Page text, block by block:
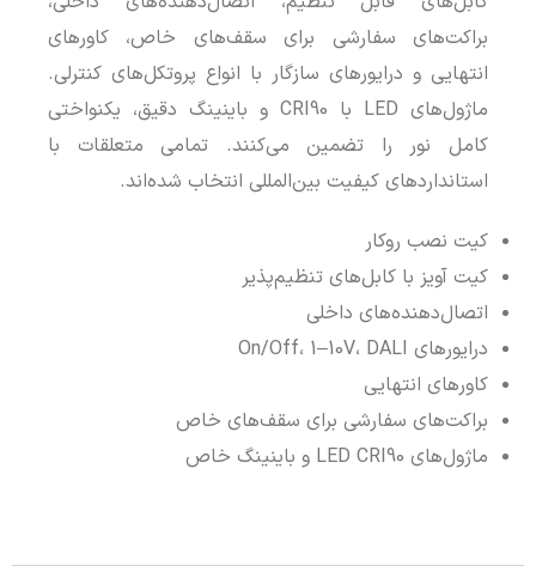
براکت‌های سفارشی برای سقف‌های خاص، کاورهای
انتهایی و درایورهای سازگار با انواع پروتکل‌های کنترلی.
ماژول‌های LED با CRI90 و باینینگ دقیق، یکنواختی
کامل نور را تضمین می‌کنند. تمامی متعلقات با
استانداردهای کیفیت بین‌المللی انتخاب شده‌اند.
کیت نصب روکار
کیت آویز با کابل‌های تنظیم‌پذیر
اتصال‌دهنده‌های داخلی
درایورهای On/Off، 1–10V، DALI
کاورهای انتهایی
براکت‌های سفارشی برای سقف‌های خاص
ماژول‌های LED CRI90 و باینینگ خاص